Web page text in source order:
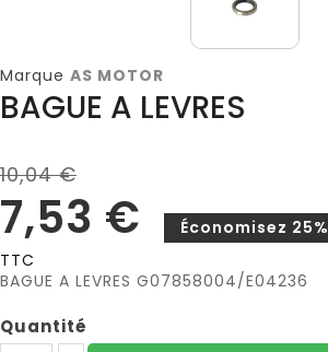
Marque AS MOTOR
BAGUE A LEVRES
10,04 €
7,53 €
Économisez 25%
TTC
BAGUE A LEVRES G07858004/E04236
Quantité